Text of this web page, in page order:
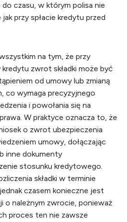
do czasu, w którym polisa nie
przy spłacie kredytu przed
na tym, że przy
zwrot składki może być
od umowy lub zmianą
co wymaga precyzyjnego
i powołania się na
W praktyce oznacza to, że
o zwrot ubezpieczenia
umowy, dołączając
inne dokumenty
stosunku kredytowego.
składki w terminie
czasem konieczne jest
o należnym zwrocie, ponieważ
proces ten nie zawsze